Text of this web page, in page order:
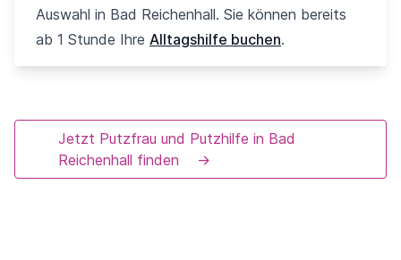
Auswahl in Bad Reichenhall. Sie können bereits
ab 1 Stunde Ihre Alltagshilfe buchen.
Jetzt Putzfrau und Putzhilfe in Bad
Reichenhall finden
→